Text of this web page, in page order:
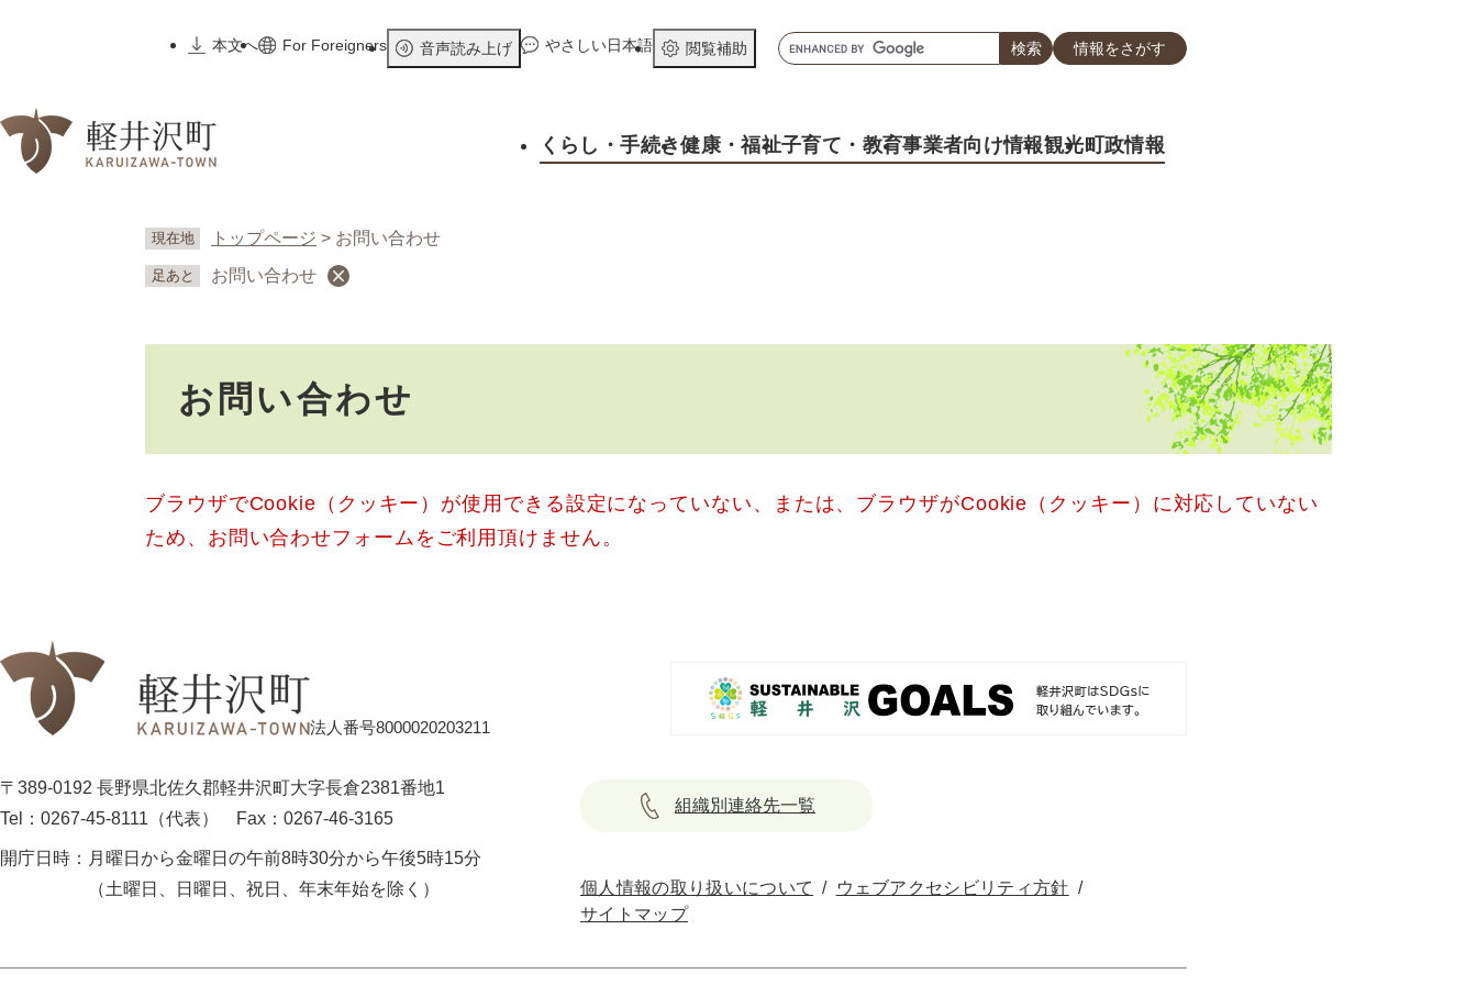
先
本文へ
For Foreigners 音声読み上げ やさしい日本語 閲覧補助
キ
ー
ド
情報をさがす
くらし ・手続き健康 ・福祉子育て ・教育事業者向け情報観光町政情報
現在地 トップページ > お問い合わせ
足あと お問い合わせ
お問い合わせ
ブラウザでCookie（クッキー）が使用できる設定になっていない、または、ブラウザがCookie（クッキー）に対応していない
ため、お問い合わせフォームをご利用頂けません。
法人番号8000020203211
〒389-0192 長野県北佐久郡軽井沢町大字長倉2381番地1
Tel：0267-45-8111（代表）
Fax：0267-46-3165
開庁日時： 月曜日から金曜日の午前8時30分から午後5時15分
（土曜日、日曜日、祝日、年末年始を除く）
組織別連絡先一覧
個人情報の取り扱いについて
ウェブアクセシビリティ方針
サイトマップ